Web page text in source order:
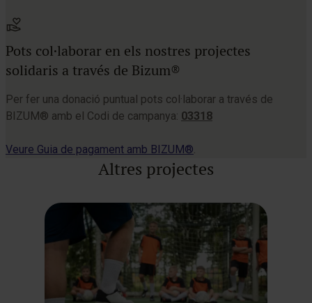
Pots col·laborar en els nostres projectes
solidaris a través de Bizum®
Per fer una donació puntual pots col·laborar a través de
BIZUM® amb el Codi de campanya: 03318
Veure Guia de pagament amb BIZUM®.
Altres projectes